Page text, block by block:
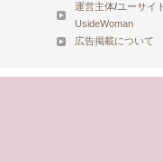
運営主体/ユーサイ
UsideWoman
広告掲載について